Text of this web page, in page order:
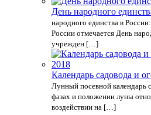
День народного
народного единства в
России отмечается День
учрежден […]
Календарь садовода и
Лунный посевной календарь
фазах и положении луны
воздействии на […]